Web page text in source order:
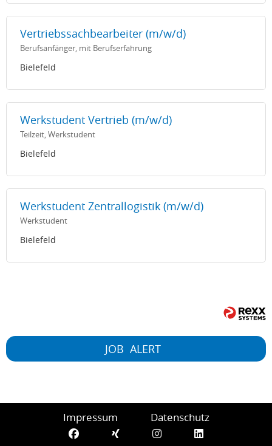
Vertriebssachbearbeiter (m/w/d)
Berufsanfänger, mit Berufserfahrung
Bielefeld
Werkstudent Vertrieb (m/w/d)
Teilzeit, Werkstudent
Bielefeld
Werkstudent Zentrallogistik (m/w/d)
Werkstudent
Bielefeld
JOB ALERT
Impressum Datenschutz